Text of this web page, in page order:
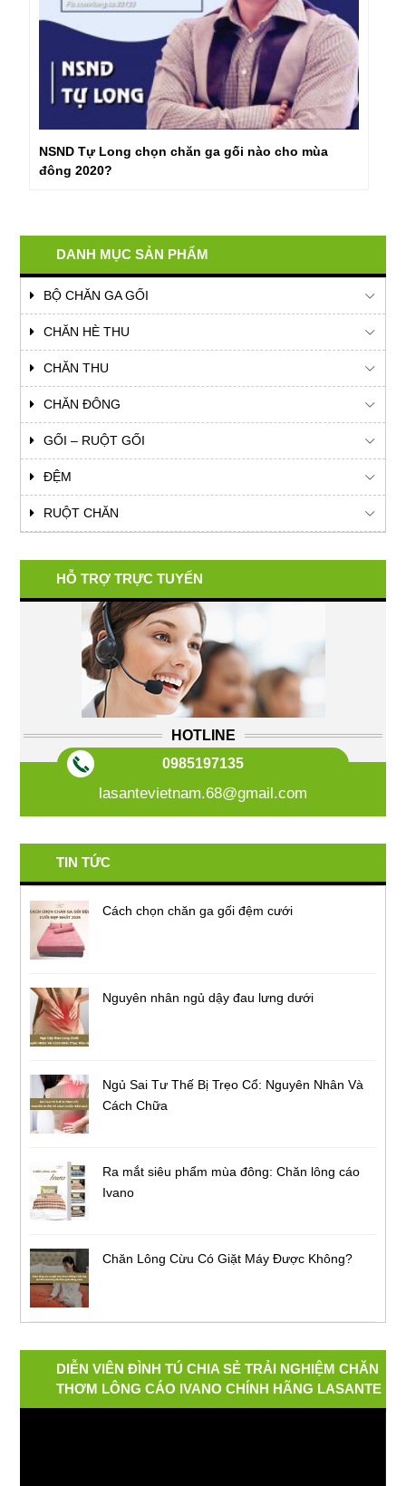
NSND Tự Long chọn chăn ga gối nào cho mùa
đông 2020?
DANH MỤC SẢN PHẨM
BỘ CHĂN GA GỐI
CHĂN HÈ THU
CHĂN THU
CHĂN ĐÔNG
GỐI – RUỘT GỐI
ĐỆM
RUỘT CHĂN
HỖ TRỢ TRỰC TUYẾN
HOTLINE
0985197135
lasantevietnam.68@gmail.com
TIN TỨC
Cách chọn chăn ga gối đệm cưới
Nguyên nhân ngủ dậy đau lưng dưới
Ngủ Sai Tư Thế Bị Trẹo Cổ: Nguyên Nhân Và
Cách Chữa
Ra mắt siêu phẩm mùa đông: Chăn lông cáo
Ivano
Chăn Lông Cừu Có Giặt Máy Được Không?
DIỄN VIÊN ĐÌNH TÚ CHIA SẺ TRẢI NGHIỆM CHĂN
THƠM LÔNG CÁO IVANO CHÍNH HÃNG LASANTE